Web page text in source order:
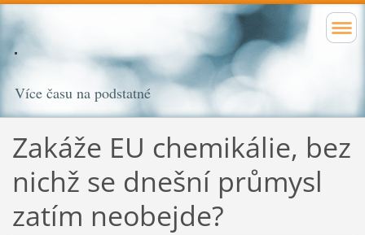
Více času na podstatné
Zakáže EU chemikálie, bez
nichž se dnešní průmysl
zatím neobejde?